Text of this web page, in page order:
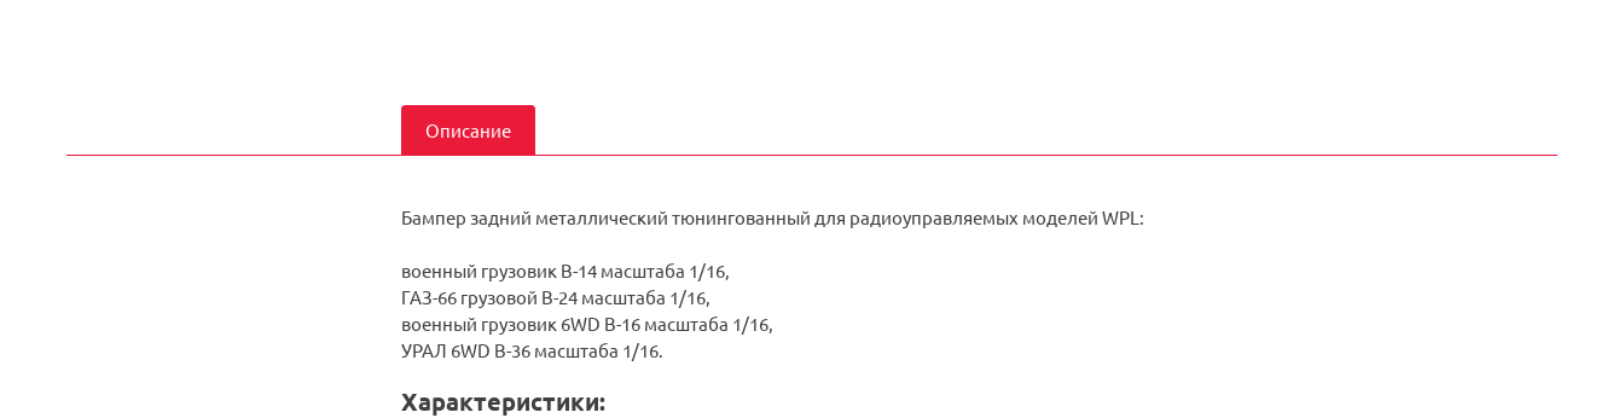
Описание
Бампер задний металлический тюнингованный для радиоуправляемых моделей WPL:
военный грузовик B-14 масштаба 1/16,
ГАЗ-66 грузовой B-24 масштаба 1/16,
военный грузовик 6WD B-16 масштаба 1/16,
УРАЛ 6WD B-36 масштаба 1/16.
Характеристики: